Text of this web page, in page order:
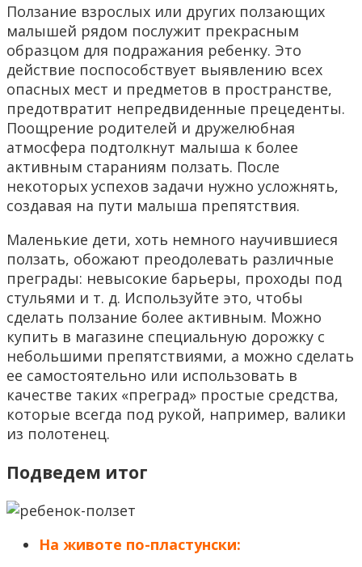
Ползание взрослых или других ползающих
малышей рядом послужит прекрасным
образцом для подражания ребенку. Это
действие поспособствует выявлению всех
опасных мест и предметов в пространстве,
предотвратит непредвиденные прецеденты.
Поощрение родителей и дружелюбная
атмосфера подтолкнут малыша к более
активным стараниям ползать. После
некоторых успехов задачи нужно усложнять,
создавая на пути малыша препятствия.
Маленькие дети, хоть немного научившиеся
ползать, обожают преодолевать различные
преграды: невысокие барьеры, проходы под
стульями и т. д. Используйте это, чтобы
сделать ползание более активным. Можно
купить в магазине специальную дорожку с
небольшими препятствиями, а можно сделать
ее самостоятельно или использовать в
качестве таких «преград» простые средства,
которые всегда под рукой, например, валики
из полотенец.
Подведем итог
На животе по-пластунски: